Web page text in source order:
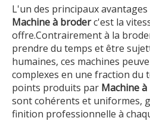
L'un des principaux
Machine à broderc'est la
offre.Contrairement à la
prendre du temps et être
humaines, ces machines
complexes en une fraction du
points produits par Machine
sont cohérents et uniformes,
finition professionnelle à